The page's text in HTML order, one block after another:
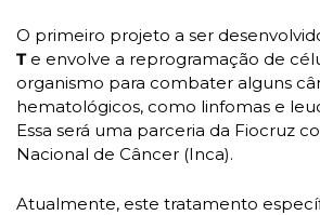
O primeiro projeto a ser
T e envolve a reprogramação de
organismo para combater alguns
hematológicos, como linfomas e
Essa será uma parceria da Fiocruz
Nacional de Câncer (Inca).
Atualmente, este tratamento